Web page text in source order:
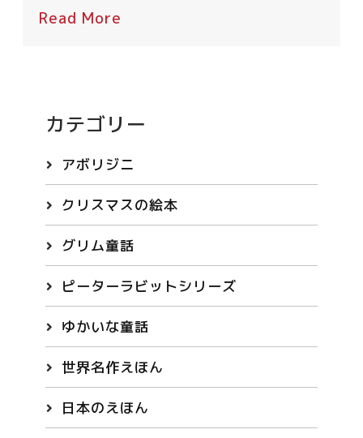
Read More
カテゴリー
アボリジニ
クリスマスの絵本
グリム童話
ピーターラビットシリーズ
ゆかいな童話
世界名作えほん
日本のえほん